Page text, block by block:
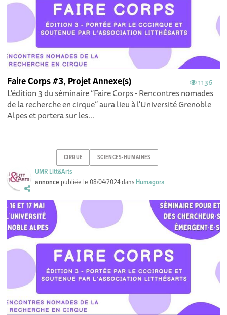
1136
Faire Corps #3, Projet Annexe(s)
L'édition 3 du séminaire “Faire Corps - Rencontres nomades
de la recherche en cirque” aura lieu à l'Université Grenoble
Alpes et portera sur les...
CIRQUE SCIENCES-HUMAINES
UMR Litt&Arts
annonce publiée le08/04/2024dans Humagora